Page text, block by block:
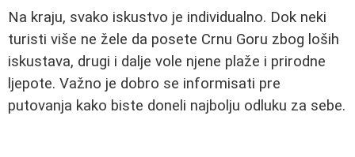
Na kraju, svako iskustvo je individualno. Dok neki
turisti više ne žele da posete Crnu Goru zbog loših
iskustava, drugi i dalje vole njene plaže i prirodne
ljepote. Važno je dobro se informisati pre
putovanja kako biste doneli najbolju odluku za sebe.